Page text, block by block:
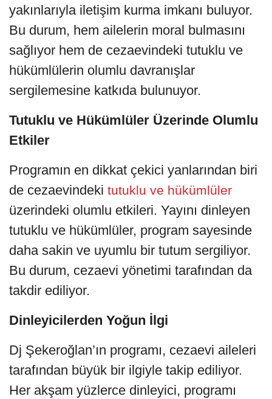
yakınlarıyla iletişim kurma imkanı buluyor.
Bu durum, hem ailelerin moral bulmasını
sağlıyor hem de cezaevindeki tutuklu ve
hükümlülerin olumlu davranışlar
sergilemesine katkıda bulunuyor.
Tutuklu ve Hükümlüler Üzerinde Olumlu
Etkiler
Programın en dikkat çekici yanlarından biri
de cezaevindeki tutuklu ve hükümlüler
üzerindeki olumlu etkileri. Yayını dinleyen
tutuklu ve hükümlüler, program sayesinde
daha sakin ve uyumlu bir tutum sergiliyor.
Bu durum, cezaevi yönetimi tarafından da
takdir ediliyor.
Dinleyicilerden Yoğun İlgi
Dj Şekeroğlan’ın programı, cezaevi aileleri
tarafından büyük bir ilgiyle takip ediliyor.
Her akşam yüzlerce dinleyici, programı